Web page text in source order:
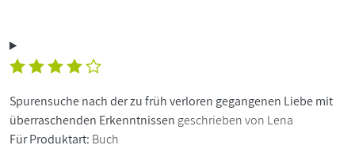
Spurensuche nach der zu früh verloren gegangenen Liebe mit
überraschenden Erkenntnissen geschrieben von Lena
Für Produktart: Buch